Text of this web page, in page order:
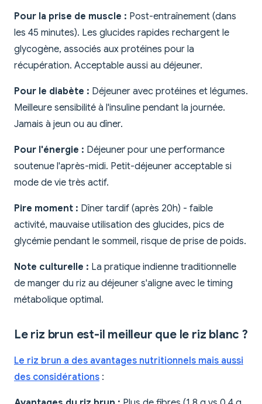
Pour la prise de muscle : Post-entraînement (dans
les 45 minutes). Les glucides rapides rechargent le
glycogène, associés aux protéines pour la
récupération. Acceptable aussi au déjeuner.
Pour le diabète : Déjeuner avec protéines et légumes.
Meilleure sensibilité à l'insuline pendant la journée.
Jamais à jeun ou au dîner.
Pour l'énergie : Déjeuner pour une performance
soutenue l'après-midi. Petit-déjeuner acceptable si
mode de vie très actif.
Pire moment : Dîner tardif (après 20h) - faible
activité, mauvaise utilisation des glucides, pics de
glycémie pendant le sommeil, risque de prise de poids.
Note culturelle : La pratique indienne traditionnelle
de manger du riz au déjeuner s'aligne avec le timing
métabolique optimal.
Le riz brun est-il meilleur que le riz blanc ?
Le riz brun a des avantages nutritionnels mais aussi
des considérations :